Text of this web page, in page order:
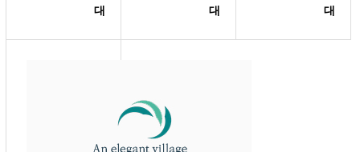
대
대
대